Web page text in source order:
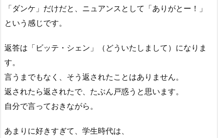
「ダンケ」だけだと、ニュアンスとして「ありがとー！」
という感じです。
返答は「ビッテ・シェン」（どういたしまして）になりま
す。
言うまでもなく、そう返されたことはありません。
返されたら返されたで、たぶん戸惑うと思います。
自分で言っておきながら。
あまりに好きすぎて、学生時代は、